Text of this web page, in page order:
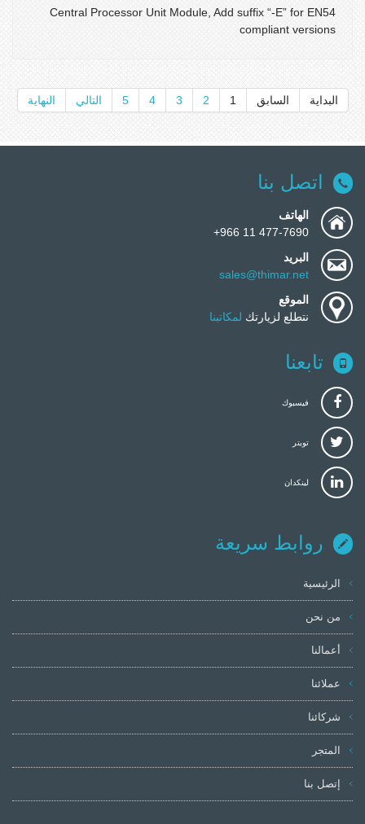
Central Processor Unit Module, Add suffix “-E” for EN54
compliant versions
البداية السابق 1
2
3
4
5 التالي النهاية
اتصل بنا
الهاتف
477-7690 11 966+
البريد
sales@thimar.net
الموقع
نتطلع لزيارتك لمكاتبنا
تابعنا
فيسبوك
تويتر
لينكدان
روابط سريعة
الرئيسية
من نحن
أعمالنا
عملائنا
شركائنا
المتجر
إتصل بنا